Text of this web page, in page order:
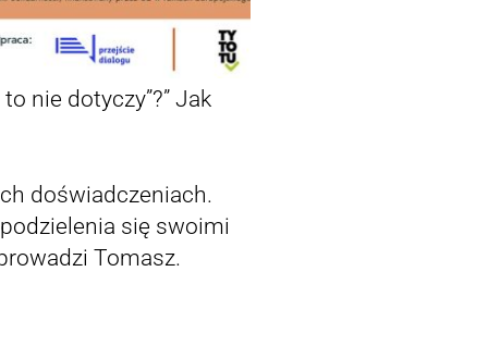
nie dotyczy”?” Jak
doświadczeniach.
się swoimi
Tomasz.